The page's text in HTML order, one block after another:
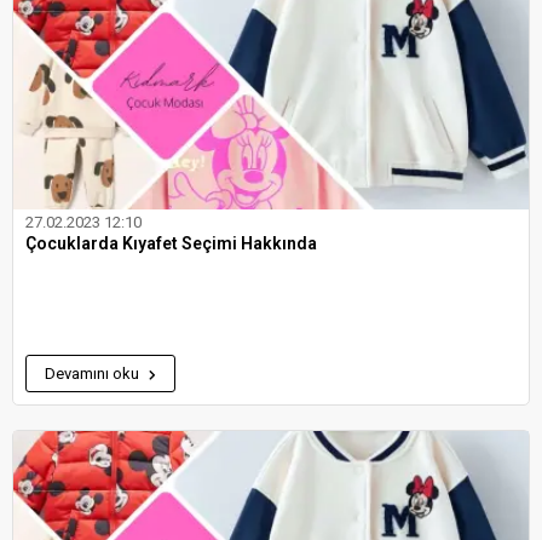
27.02.2023 12:10
Çocuklarda Kıyafet Seçimi Hakkında
Devamını oku